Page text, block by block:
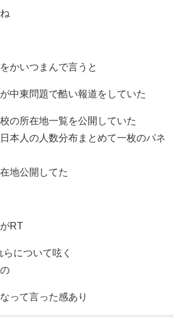
かいつまんで言うと
中東問題で酷い報道をしていた
の所在地一覧を公開していた
本人の人数分布まとめて一枚のパネ
地公開してた
RT
らについて呟く
って言った感あり